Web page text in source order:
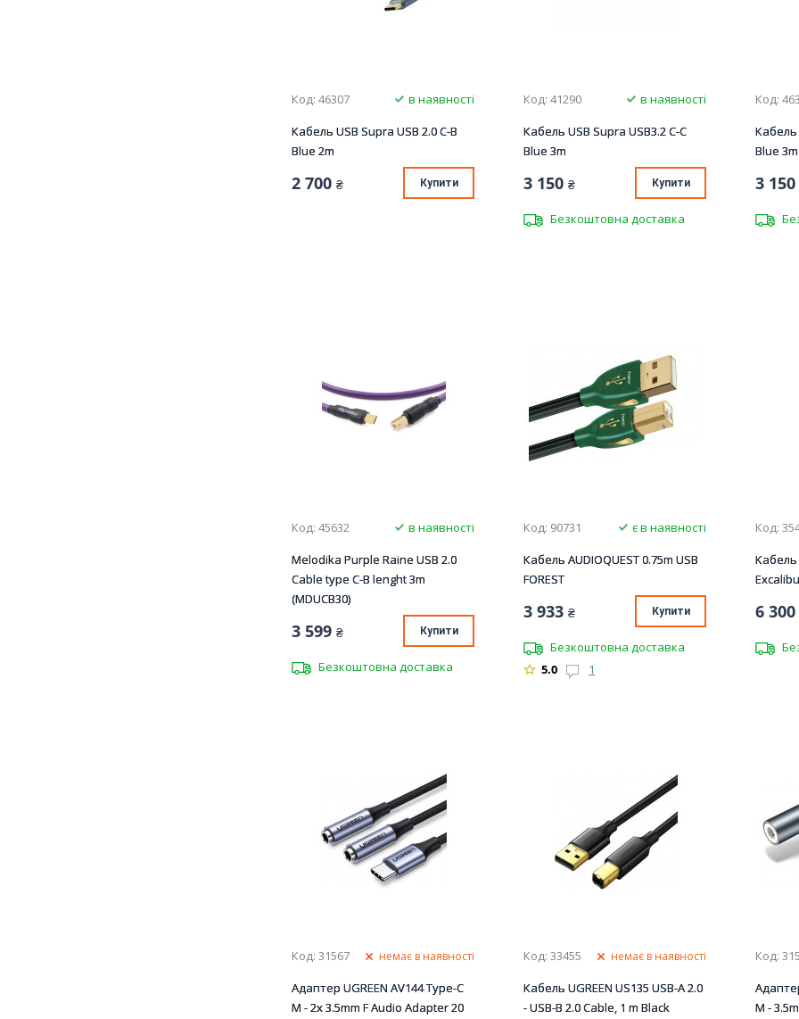
Код: 46307
в наявності
Кабель USB Supra USB 2.0 C-B
Blue 2m
2 700 ₴ Купити
Код: 41290
в наявності
Кабель USB Supra USB3.2 C-C
Blue 3m
3 150 ₴ Купити
Безкоштовна доставка
Код:
Кабель
Blue 3m
3 150
Код: 45632
в наявності
Melodika Purple Raine USB 2.0
Cable type C-B lenght 3m
(MDUCB30)
3 599 ₴ Купити
Безкоштовна доставка
Код: 90731
є в наявності
Кабель AUDIOQUEST 0.75m USB
FOREST
3 933 ₴ Купити
Безкоштовна доставка
5.0
1
Код:
Кабель
6 300
Код: 31567 немає в наявності
Адаптер UGREEN AV144 Type-C
M - 2x 3.5mm F Audio Adapter 20
Код: 33455 немає в наявності
Кабель UGREEN US135 USB-A 2.0
- USB-B 2.0 Cable, 1 m Black
Код:
M -